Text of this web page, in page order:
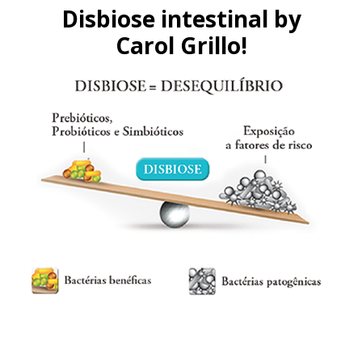
Disbiose intestinal by
Carol Grillo!